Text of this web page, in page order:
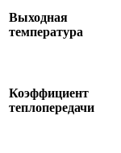
Выходная
температура
Коэффициент
теплопередачи